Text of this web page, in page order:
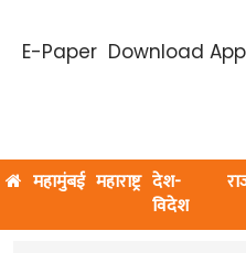
E-Paper Download App
महामुंबई महाराष्ट्र देश-
विदेश